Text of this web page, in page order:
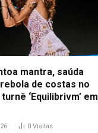
mantra, saúda
de costas no
‘Equilibrivm’ em
0 Visitas